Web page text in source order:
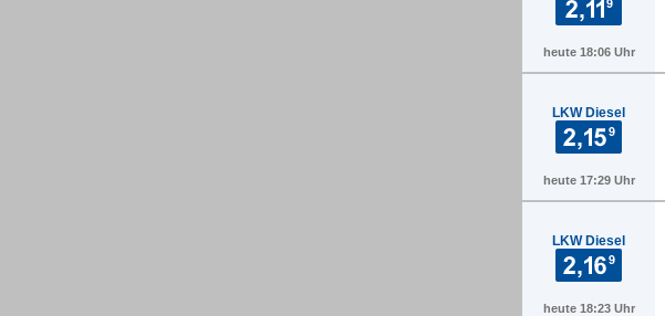
heute 18:06 Uhr
LKW Diesel
heute 17:29 Uhr
LKW Diesel
heute 18:23 Uhr